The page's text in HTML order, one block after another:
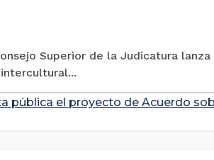
Superior de la Judicatura
pública el proyecto de Acuerdo